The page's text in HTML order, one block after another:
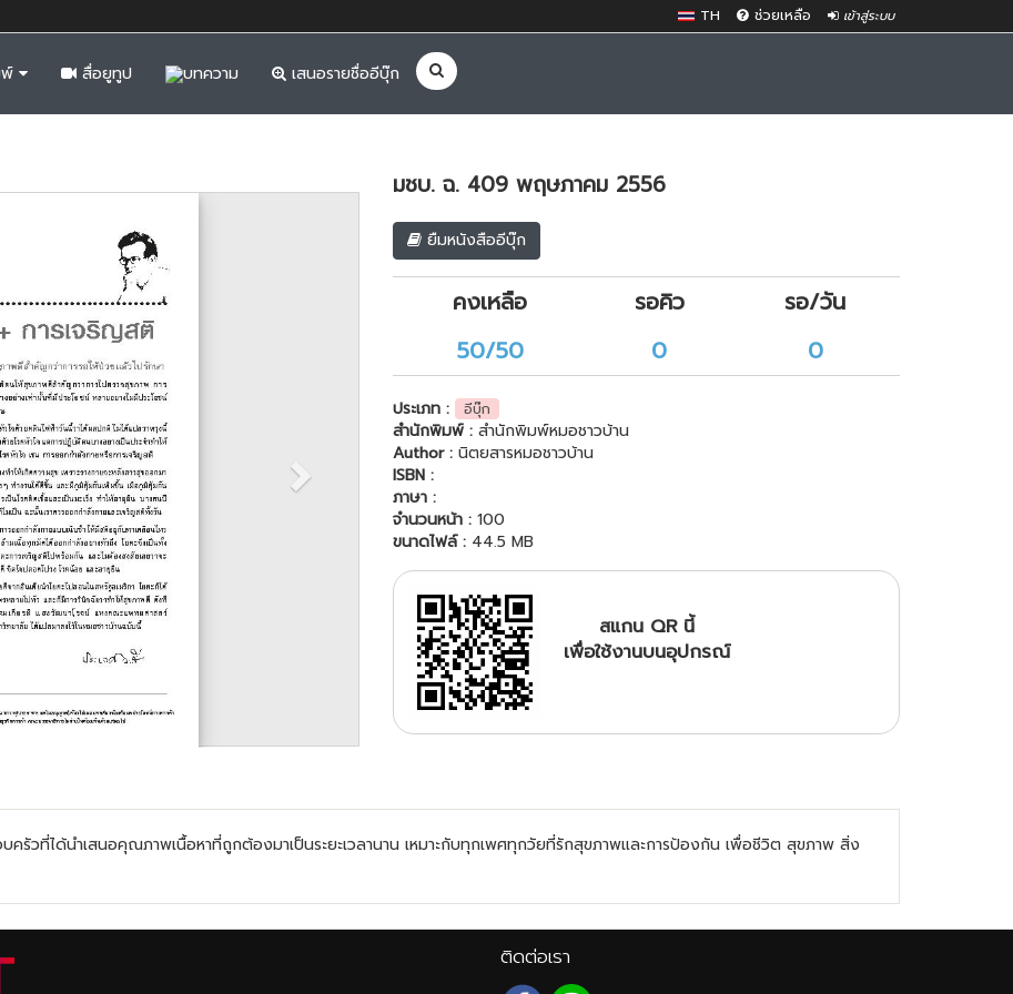
TH ช่วยเหลือ เข้าสู่ระบบ
สื่อยูทูป บทความ เสนอรายชื่ออีบุ๊ก
มชบ. ฉ. 409 พฤษภาคม 2556
ยืมหนังสืออีบุ๊ก
คงเหลือ รอคิว
รอ/วัน
50/50
0 0
ประเภท : อีบุ๊ก
สำนักพิมพ์ : สำนักพิมพ์หมอชาวบ้าน
Author : นิตยสารหมอชาวบ้าน
ISBN :
ภาษา :
จำนวนหน้า : 100
ขนาดไฟล์ : 44.5 MB
สแกน QR นี้
เพื่อใช้งานบนอุปกรณ์
รัวที่ได้นำเสนอคุณภาพเนื้อหาที่ถูกต้องมาเป็นระยะเวลานาน เหมาะกับทุกเพศทุกวัยที่รักสุขภาพและการป้องกัน เพื่อชีวิต สุขภาพ สิ่ง
ติดต่อเรา